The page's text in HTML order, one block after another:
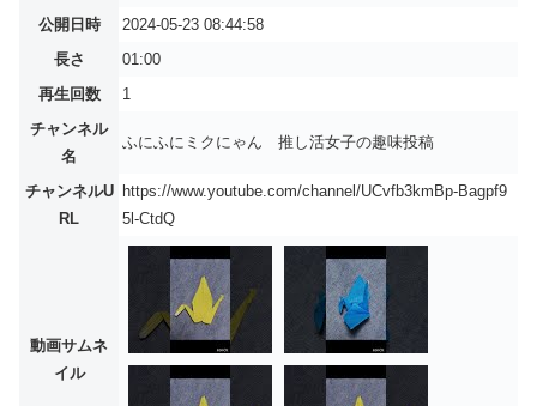
公開日時
2024-05-23 08:44:58
長さ
01:00
再生回数
1
チャンネル
名
ふにふにミクにゃん 推し活女子の趣味投稿
チャンネルU
RL
https://www.youtube.com/channel/UCvfb3kmBp-Bagpf9
5l-CtdQ
動画サムネ
イル